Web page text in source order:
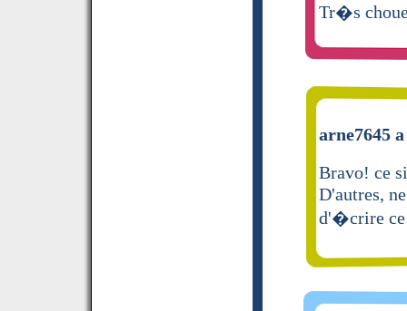
Tr�s
arne7645
Bravo! ce
D'autres,
d'�crire ce